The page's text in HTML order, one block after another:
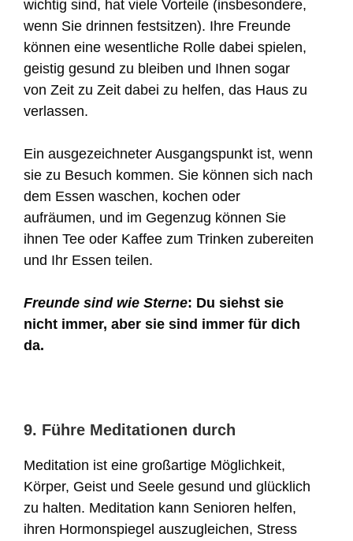
wichtig sind, hat viele Vorteile (insbesondere,
wenn Sie drinnen festsitzen). Ihre Freunde
können eine wesentliche Rolle dabei spielen,
geistig gesund zu bleiben und Ihnen sogar
von Zeit zu Zeit dabei zu helfen, das Haus zu
verlassen.
Ein ausgezeichneter Ausgangspunkt ist, wenn
sie zu Besuch kommen. Sie können sich nach
dem Essen waschen, kochen oder
aufräumen, und im Gegenzug können Sie
ihnen Tee oder Kaffee zum Trinken zubereiten
und Ihr Essen teilen.
Freunde sind wie Sterne: Du siehst sie
nicht immer, aber sie sind immer für dich
da.
9. Führe Meditationen durch
Meditation ist eine großartige Möglichkeit,
Körper, Geist und Seele gesund und glücklich
zu halten. Meditation kann Senioren helfen,
ihren Hormonspiegel auszugleichen, Stress